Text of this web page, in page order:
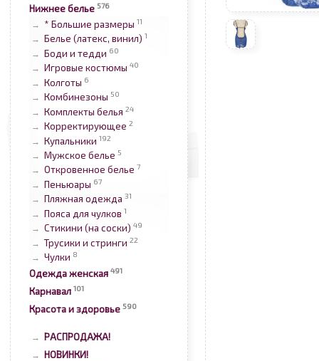
Нижнее белье 576
→ * Большие размеры 11
→ Белье (латекс, винил) 1
→ Боди и тедди 60
→ Игровые костюмы 40
→ Колготы 6
→ Комбинезоны 50
→ Комплекты белья 24
→ Корректирующее 2
→ Купальники 192
→ Мужское белье 5
→ Откровенное белье 7
→ Пеньюары 67
→ Пляжная одежда 31
→ Пояса для чулков 1
→ Стикини (на соски) 49
→ Трусики и стринги 22
→ Чулки 8
Одежда женская 491
Карнавал 101
Красота и здоровье 590
→ РАСПРОДАЖА!
→ НОВИНКИ!